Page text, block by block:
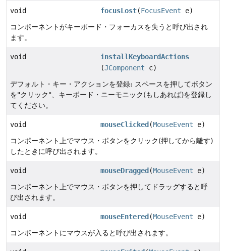
void focusLost(FocusEvent e)
コンポーネントがキーボード・フォーカスを失うと呼び出され
ます。
void
installKeyboardActions
(JComponent c)
デフォルト・キー・アクションを登録: スペースを押してボタン
を"クリック"、キーボード・ニーモニック(もしあれば)を登録し
てください。
void mouseClicked (MouseEvent e)
コンポーネント上でマウス・ボタンをクリック(押してから離す)
したときに呼び出されます。
void mouseDragged (MouseEvent e)
コンポーネント上でマウス・ボタンを押してドラッグすると呼
び出されます。
void mouseEntered (MouseEvent e)
コンポーネントにマウスが入ると呼び出されます。